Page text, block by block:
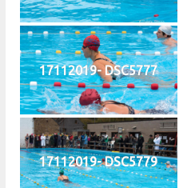
17112019- DSC5777
17112019- DSC5779